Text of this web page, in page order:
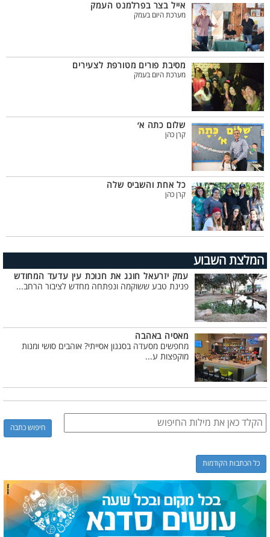
אייל בצר בפרלמנט העמק
מערכת היום בעמק
מסיבת פורים מטורפת לצעירים
מערכת היום בעמק
שלום כתה א׳
קרן כהן
כל אחת והשביס שלה
קרן כהן
המלצת השבוע
עמק יזרעאל חוגג את חנוכת עין עדעד המחודש
פנינת טבע ששוקמה ונפתחה מחדש לציבור הרחב...
מאסיה באהבה
מחפשים מסעדה בסגנון אסייתי? אוהבים סושי ומנות
מוקפצות ע...
כל הכתבות הקודמות